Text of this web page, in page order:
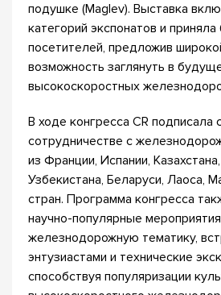
подушке (Maglev). Выставка
категорий экспонатов и
посетителей, предложив
возможность заглянуть в
высокоскоростных
В ходе конгресса CR подписала
сотрудничестве с
из Франции, Испании,
Узбекистана, Беларуси, Лаоса,
стран. Программа конгресса
научно-популярные
железнодорожную тематику,
энтузиастами и технические
способствуя популяризации